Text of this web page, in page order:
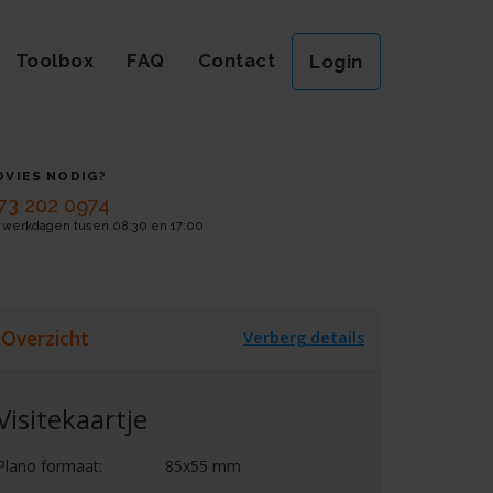
Toolbox FAQ Contact Login
NODIG?
202 0974
werkdagen tusen 08:30 en 17:00
Overzicht Verberg details
formaat:
85x55 mm